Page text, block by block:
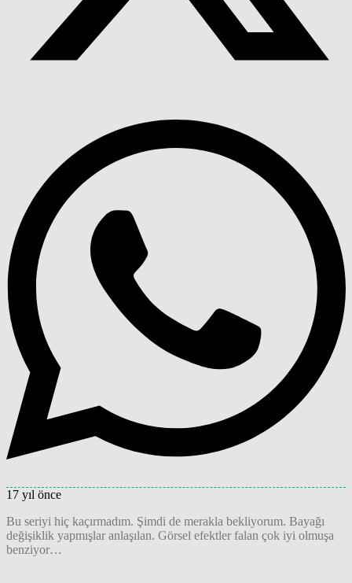
17 yıl önce
Bu seriyi hiç kaçırmadım. Şimdi de merakla bekliyorum. Bayağı
değişiklik yapmışlar anlaşılan. Görsel efektler falan çok iyi olmuşa
benziyor…